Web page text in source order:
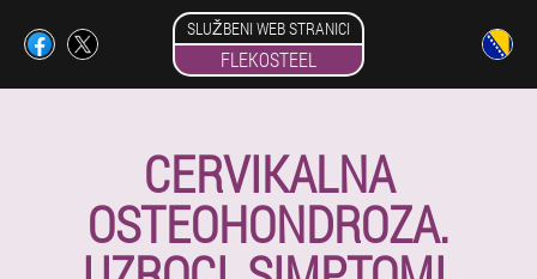
SLUŽBENI WEB STRANICI
FLEKOSTEEL
CERVIKALNA
OSTEOHONDROZA.